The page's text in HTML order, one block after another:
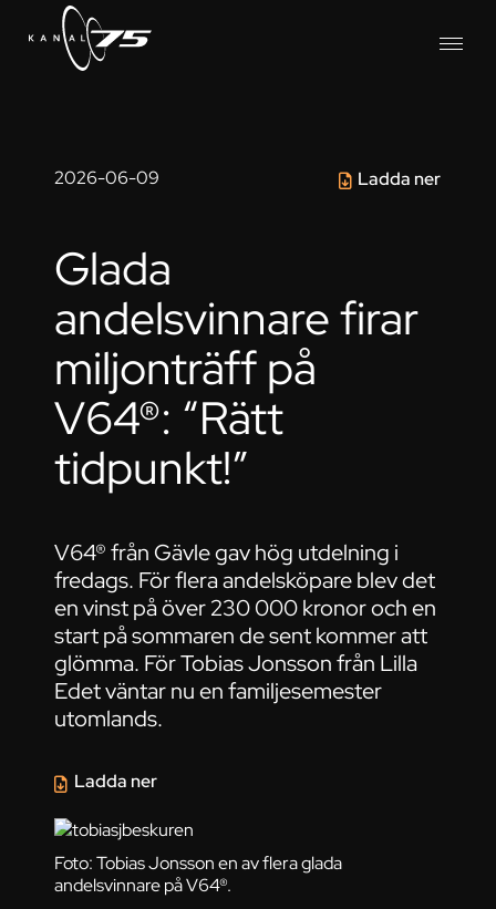
2026-06-09
Foto: Tobias Jonsson en av flera glada
andelsvinnare på V64®.
Ladda ner
Glada
andelsvinnare firar
miljonträff på
V64®: “Rätt
tidpunkt!”
V64® från Gävle gav hög utdelning i
fredags. För flera andelsköpare blev det
en vinst på över 230 000 kronor och en
start på sommaren de sent kommer att
glömma. För Tobias Jonsson från Lilla
Edet väntar nu en familjesemester
utomlands.
Ladda ner